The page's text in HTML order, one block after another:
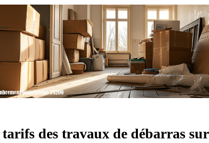
tarifs des travaux de débarras sur